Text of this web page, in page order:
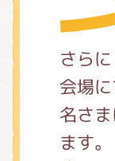
さらに
会場
名さ
ます。